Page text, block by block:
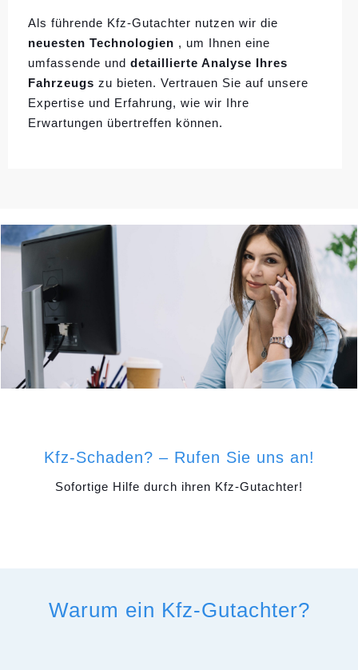
Als führende Kfz-Gutachter nutzen wir die
neuesten Technologien , um Ihnen eine
umfassende und detaillierte Analyse Ihres
Fahrzeugs zu bieten. Vertrauen Sie auf unsere
Expertise und Erfahrung, wie wir Ihre
Erwartungen übertreffen können.
Kfz-Schaden? – Rufen Sie uns an!
Sofortige Hilfe durch ihren Kfz-Gutachter!
Warum ein Kfz-Gutachter?